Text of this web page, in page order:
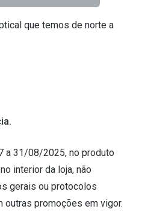
que temos de norte a
a 31/08/2025, no produto
interior da loja, não
gerais ou protocolos
outras promoções em vigor.